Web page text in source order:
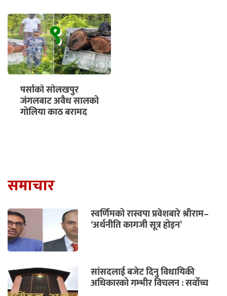
९
पर्साको सोलखपुर
जंगलबाट अवैध सालको
गोलिया काठ बरामद
समाचार
स्वर्णिमको रास्वपा प्रवेशबारे श्रीराम–
‘अर्थनीति कागजी सूत्र होइन’
सांसदलाई बजेट दिनु विधायिकी
अधिकारको गम्भीर विचलन : सर्वोच्च